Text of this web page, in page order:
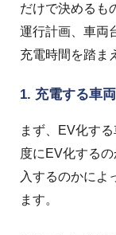
だけで決めるも
運行計画、車両
充電時間を踏ま
1. 充電する車
まず、EV化す
度にEV化する
入するのかによ
ます。